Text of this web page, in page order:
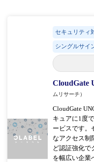
セキュリティ
シングルサイ
CloudGate
ムリサーチ）
CloudGate
キュアに1度
ービスです。
なアクセス制
ど認証強化で
を幅広い企業